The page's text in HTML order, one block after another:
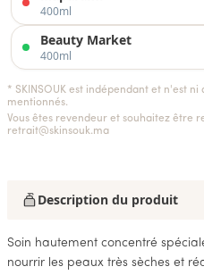
400ml
Beauty Market
400ml
* SKINSOUK est indépendant et n'est
mentionnés.
Vous êtes revendeur et souhaitez être
retrait@skinsouk.ma
Description du produit
Soin hautement concentré
nourrir les peaux très sèches et